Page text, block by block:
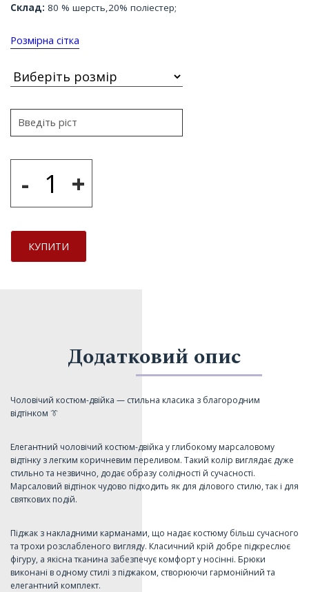
Склад: 80 % шерсть,20% поліестер;
Розмірна сітка
- +
КУПИТИ
Додатковий опис
Чоловічий костюм-двійка — стильна класика з благородним
відтінком 👔
Елегантний чоловічий костюм-двійка у глибокому марсаловому
відтінку з легким коричневим переливом. Такий колір виглядає дуже
стильно та незвично, додає образу солідності й сучасності.
Марсаловий відтінок чудово підходить як для ділового стилю, так і для
святкових подій.
Піджак з накладними карманами, що надає костюму більш сучасного
та трохи розслабленого вигляду. Класичний крій добре підкреслює
фігуру, а якісна тканина забезпечує комфорт у носінні. Брюки
виконані в одному стилі з піджаком, створюючи гармонійний та
елегантний комплект.